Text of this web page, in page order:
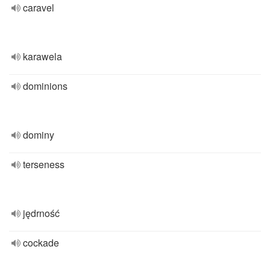
caravel
karawela
dominions
dominy
terseness
jędrność
cockade